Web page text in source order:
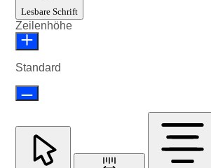
Lesbare Schrift
Zeilenhöhe
Standard